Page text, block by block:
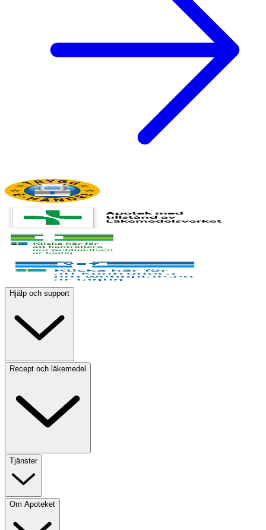
Hjälp och support
Recept och läkemedel
Tjänster
Om Apoteket